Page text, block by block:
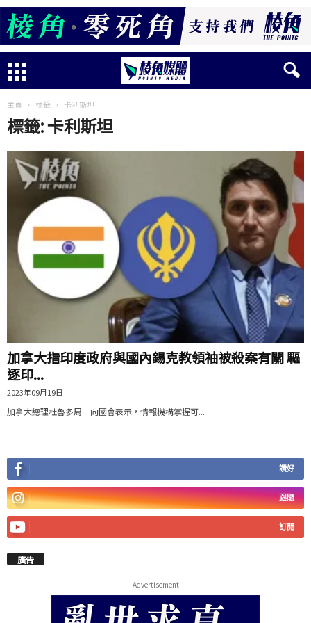
主頁 標籤 卡利斯坦
標籤: 卡利斯坦
加拿大指印度政府與國內鍚克教領袖被殺案有關 驅
逐印...
2023年09月19日
加拿大總理杜魯多周一向國會表示，情報機構掌握可...
讚好
跟隨
訂閱
廣告
- Advertisement -